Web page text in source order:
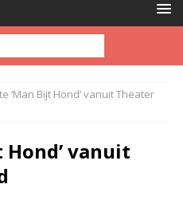
‘Man Bijt Hond’ vanuit Theater
Hond’ vanuit